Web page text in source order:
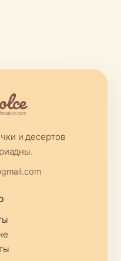
и десертов